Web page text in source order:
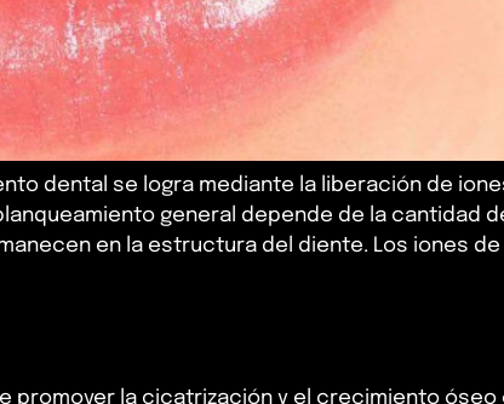
dental se logra mediante la liberación de
general depende de la cantidad
en la estructura del diente. Los iones de
promover la cicatrización y el crecimiento óseo